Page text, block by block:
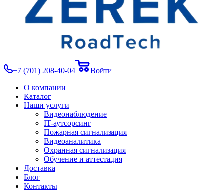
+7 (701) 208-40-04
Войти
О компании
Каталог
Наши услуги
Видеонаблюдение
IT-аутсорсинг
Пожарная сигнализация
Видеоаналитика
Охранная сигнализация
Обучение и аттестация
Доставка
Блог
Контакты